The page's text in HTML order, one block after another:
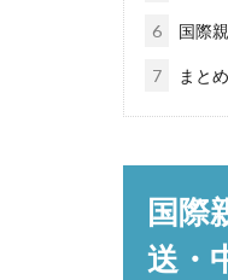
6 国際
7 まとめ
国際
送・